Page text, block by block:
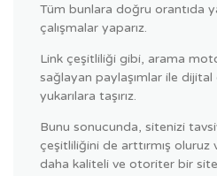
Tüm bunlara doğru orantıda
çalışmalar yaparız.
Link çeşitliliği gibi, arama
sağlayan paylaşımlar ile
yukarılara taşırız.
Bunu sonucunda, sitenizi
çeşitliliğini de arttırmış
daha kaliteli ve otoriter bir